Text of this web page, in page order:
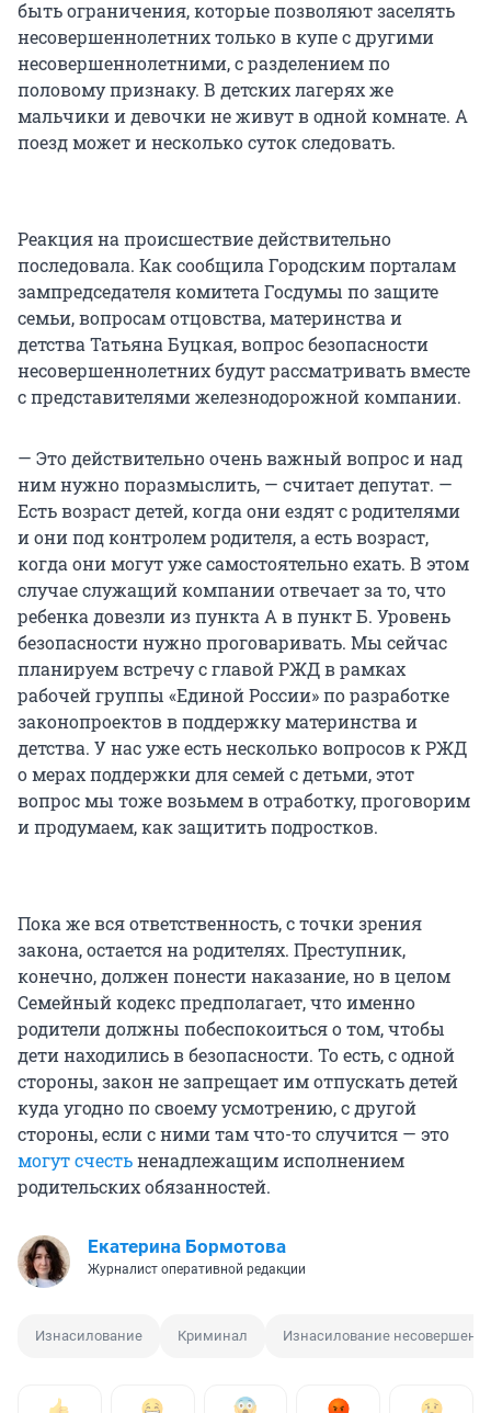
быть ограничения, которые позволяют заселять
несовершеннолетних только в купе с другими
несовершеннолетними, с разделением по
половому признаку. В детских лагерях же
мальчики и девочки не живут в одной комнате. А
поезд может и несколько суток следовать.
Реакция на происшествие действительно
последовала. Как сообщила Городским порталам
зампредседателя комитета Госдумы по защите
семьи, вопросам отцовства, материнства и
детства Татьяна Буцкая, вопрос безопасности
несовершеннолетних будут рассматривать вместе
с представителями железнодорожной компании.
— Это действительно очень важный вопрос и над
ним нужно поразмыслить, — считает депутат. —
Есть возраст детей, когда они ездят с родителями
и они под контролем родителя, а есть возраст,
когда они могут уже самостоятельно ехать. В этом
случае служащий компании отвечает за то, что
ребенка довезли из пункта А в пункт Б. Уровень
безопасности нужно проговаривать. Мы сейчас
планируем встречу с главой РЖД в рамках
рабочей группы «Единой России» по разработке
законопроектов в поддержку материнства и
детства. У нас уже есть несколько вопросов к РЖД
о мерах поддержки для семей с детьми, этот
вопрос мы тоже возьмем в отработку, проговорим
и продумаем, как защитить подростков.
Пока же вся ответственность, с точки зрения
закона, остается на родителях. Преступник,
конечно, должен понести наказание, но в целом
Семейный кодекс предполагает, что именно
родители должны побеспокоиться о том, чтобы
дети находились в безопасности. То есть, с одной
стороны, закон не запрещает им отпускать детей
куда угодно по своему усмотрению, с другой
стороны, если с ними там что-то случится — это
могут счестьненадлежащим исполнением
родительских обязанностей.
Екатерина Бормотова
Журналист оперативной редакции
Изнасилование Криминал Изнасилование